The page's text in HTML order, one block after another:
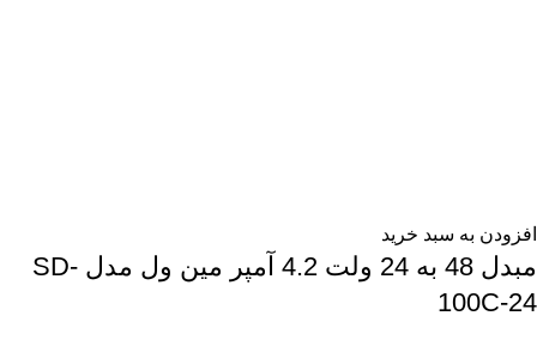
افزودن به سبد خرید
مبدل 48 به 24 ولت 4.2 آمپر مین ول مدل SD-
100C-24